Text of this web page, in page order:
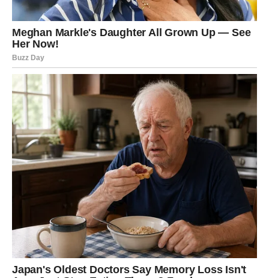
Pitanje koje sudbina postavlja je jednostavno, ali duboko:
Da li biraš ono što ti je poznato – ili ono što ti donosi mir?
POSAO I NOVAC – Stabilnost
kroz emotivnu sigurnost
Na poslovnom planu, Rak u drugoj polovini januara traži
sigurnost, a ne dokazivanje. Nije vam više važno da se
dokazujete svima – već da znate da ste na mestu gde ste
Mogući su razgovori sa autoritetima, odluke o promeni ili
redefinisanju obaveza. Neki Rakovi shvataju da su
prerasli određeno okruženje, dok drugi konačno dobijaju